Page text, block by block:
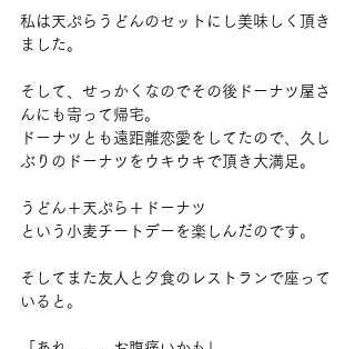
私は天ぷらうどんのセットにし美味しく頂き
ました。
そして、せっかくなのでその後ドーナツ屋さ
んにも寄って帰宅。
ドーナツとも遠距離恋愛をしてたので、久し
ぶりのドーナツをウキウキで頂き大満足。
うどん＋天ぷら＋ドーナツ
という小麦チートデーを楽しんだのです。
そしてまた友人と夕食のレストランで座って
いると。